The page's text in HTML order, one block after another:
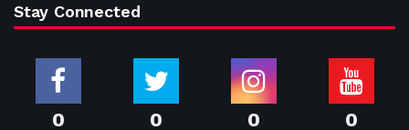
Stay Connected
0 0 0 0